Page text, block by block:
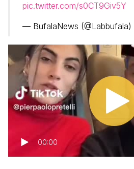
pic.twitter.com/s0CT9Giv5Y
— BufalaNews (@Labbufala)
00:00